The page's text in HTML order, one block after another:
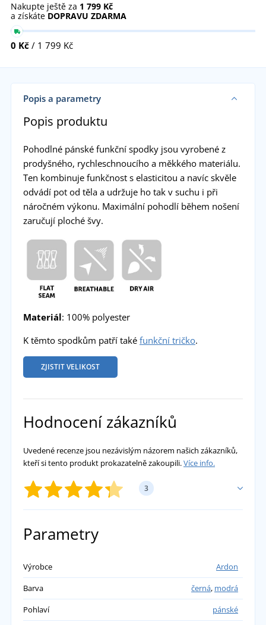
Nakupte ještě za 1 799 Kč
a získáte DOPRAVU ZDARMA
0 Kč / 1 799 Kč
Popis a parametry
Popis produktu
Pohodlné pánské funkční spodky jsou vyrobené z
prodyšného, rychleschnoucího a měkkého materiálu.
Ten kombinuje funkčnost s elasticitou a navíc skvěle
odvádí pot od těla a udržuje ho tak v suchu i při
náročném výkonu. Maximální pohodlí během nošení
zaručují ploché švy.
Materiál: 100% polyester
K těmto spodkům patří také funkční tričko.
ZJISTIT VELIKOST
Hodnocení zákazníků
Uvedené recenze jsou nezávislým názorem našich zákazníků,
kteří si tento produkt prokazatelně zakoupili.Více info.
3
Jana Kroulová
Koupeno pro syna, spokojenost
přidáno 23.11.2023
Parametry
Výrobce
Ardon
Barva
černá, modrá
Pohlaví
pánské